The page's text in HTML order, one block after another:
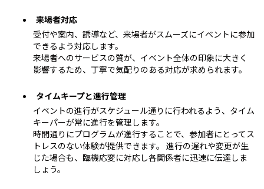
来場者対応
受付や案内、誘導など、来場者がスムーズにイベントに参加
できるよう対応します。
来場者へのサービスの質が、イベント全体の印象に大きく
影響するため、丁寧で気配りのある対応が求められます。
タイムキープと進行管理
イベントの進行がスケジュール通りに行われるよう、タイム
キーパーが常に進行を管理します。
時間通りにプログラムが進行することで、参加者にとってス
トレスのない体験が提供できます。 進行の遅れや変更が生
じた場合も、臨機応変に対応し各関係者に迅速に伝達しま
しょう。